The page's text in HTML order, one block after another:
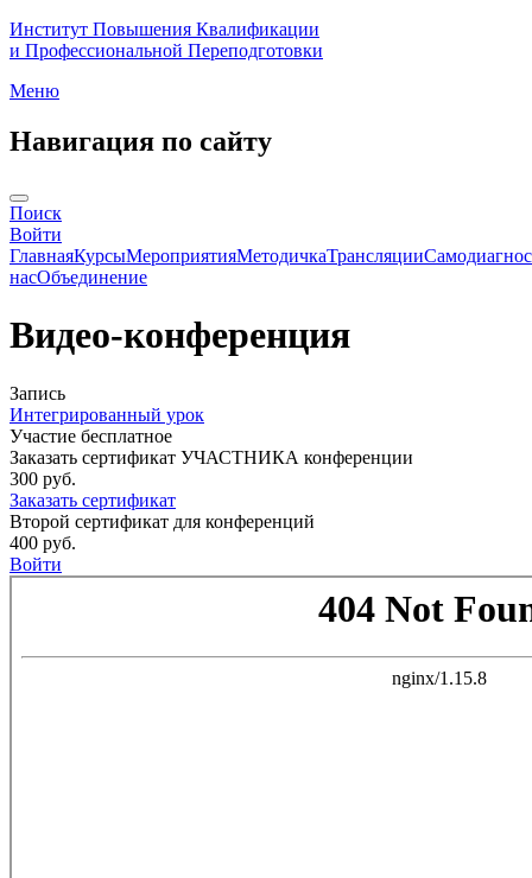
Институт Повышения Квалификации
и Профессиональной Переподготовки
Меню
Навигация по сайту
Поиск
Войти
ГлавнаяКурсыМероприятияМетодичкаТрансляции
насОбъединение
Видео-конференция
Запись
Интегрированный урок
Участие бесплатное
Заказать сертификат УЧАСТНИКА конференции
300 руб.
Заказать сертификат
Второй сертификат для конференций
400 руб.
Войти